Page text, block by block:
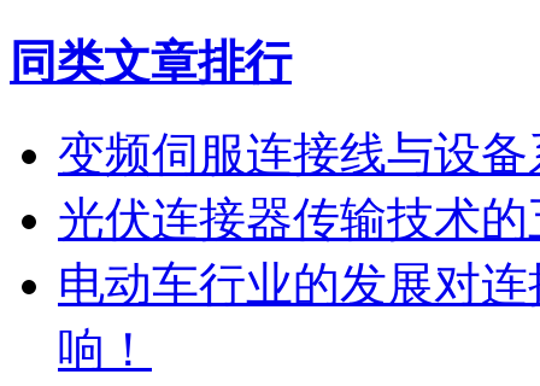
同类文章排行
变频伺服连接线与设
光伏连接器传输技术
电动车行业的发展对
响！